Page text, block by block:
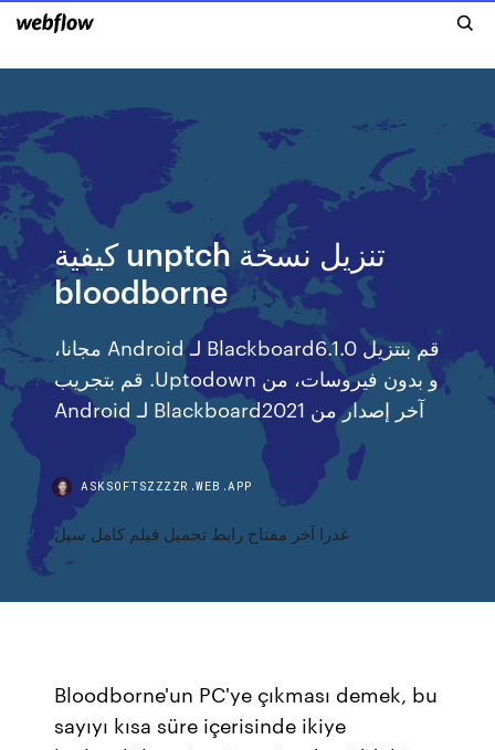
كيفية unptch تنزيل نسخة
bloodborne
‫قم بنتزيل Blackboard6.1.0 لـ Android مجانا،
و بدون فيروسات، من Uptodown. قم بتجريب
آخر إصدار من Blackboard2021 لـ Android
ASKSOFTSZZZZR.WEB.APP
غدرا آخر مفتاح رابط تحميل فيلم كامل سيل
Bloodborne'un PC'ye çıkması demek, bu
sayıyı kısa süre içerisinde ikiye